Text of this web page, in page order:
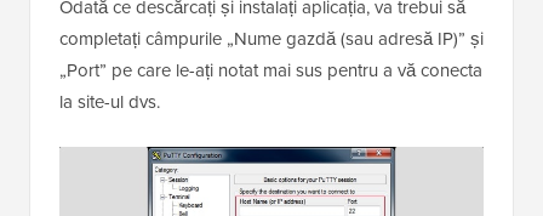
Odată ce descărcați și instalați aplicația, va trebui să
completați câmpurile „Nume gazdă (sau adresă IP)” și
„Port” pe care le-ați notat mai sus pentru a vă conecta
la site-ul dvs.